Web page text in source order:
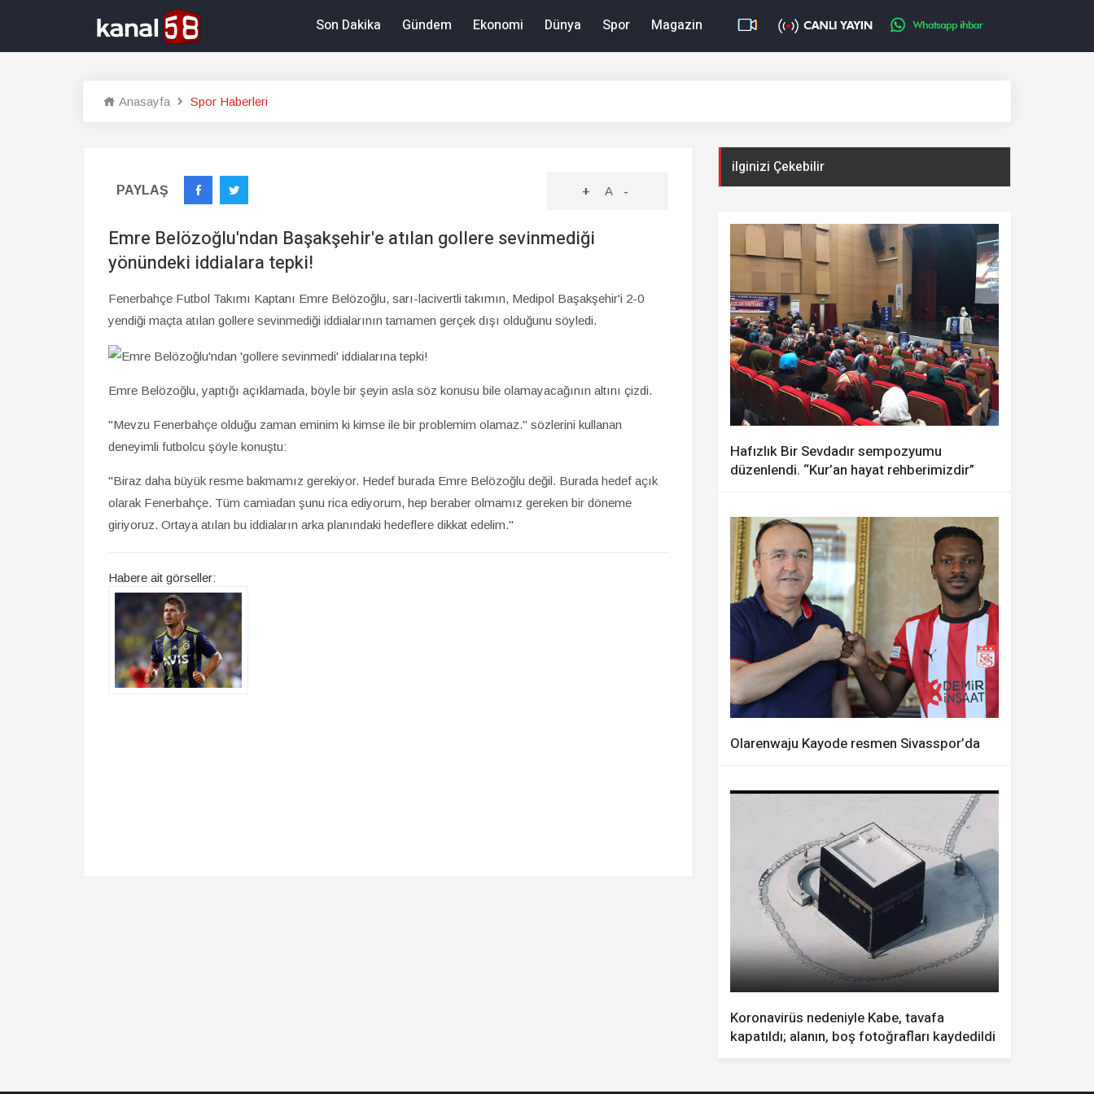
Son Dakika Gündem Ekonomi Dünya Spor Magazin
Anasayfa Spor Haberleri
PAYLAŞ + A -
Emre Belözoğlu'ndan Başakşehir'e atılan gollere sevinmediği
yönündeki iddialara tepki!
Fenerbahçe Futbol Takımı Kaptanı Emre Belözoğlu, sarı-lacivertli takımın, Medipol Başakşehir'i 2-0
yendiği maçta atılan gollere sevinmediği iddialarının tamamen gerçek dışı olduğunu söyledi.
Emre Belözoğlu, yaptığı açıklamada, böyle bir şeyin asla söz konusu bile olamayacağının altını çizdi.
"Mevzu Fenerbahçe olduğu zaman eminim ki kimse ile bir problemim olamaz." sözlerini kullanan
deneyimli futbolcu şöyle konuştu:
"Biraz daha büyük resme bakmamız gerekiyor. Hedef burada Emre Belözoğlu değil. Burada hedef açık
olarak Fenerbahçe. Tüm camiadan şunu rica ediyorum, hep beraber olmamız gereken bir döneme
giriyoruz. Ortaya atılan bu iddiaların arka planındaki hedeflere dikkat edelim."
Habere ait görseller:
ilginizi Çekebilir
Hafızlık Bir Sevdadır sempozyumu
düzenlendi. “Kur’an hayat rehberimizdir”
Olarenwaju Kayode resmen Sivasspor’da
Koronavirüs nedeniyle Kabe, tavafa
kapatıldı; alanın, boş fotoğrafları kaydedildi